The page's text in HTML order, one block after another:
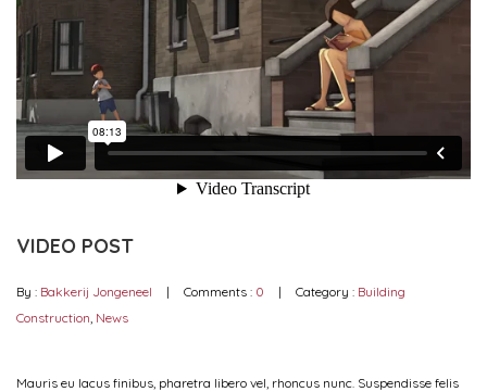
VIDEO POST
By : Bakkerij Jongeneel Comments : 0 Category : Building
Construction News
Mauris eu lacus finibus, pharetra libero vel, rhoncus nunc. Suspendisse felis